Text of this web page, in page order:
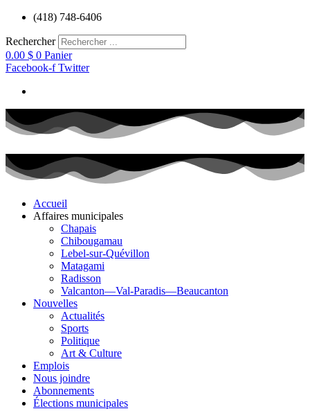
Aller
contenu
(418) 748-6406
Rechercher
0.00 $ 0 Panier
Facebook-f Twitter
Accueil
Affaires municipales
Chapais
Chibougamau
Lebel-sur-Quévillon
Matagami
Radisson
Valcanton—Val-Paradis—Beaucanton
Nouvelles
Actualités
Sports
Politique
Art & Culture
Emplois
Nous joindre
Abonnements
Élections municipales